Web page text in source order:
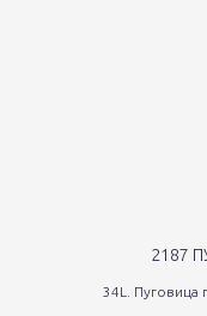
2187
34L. Пуговица